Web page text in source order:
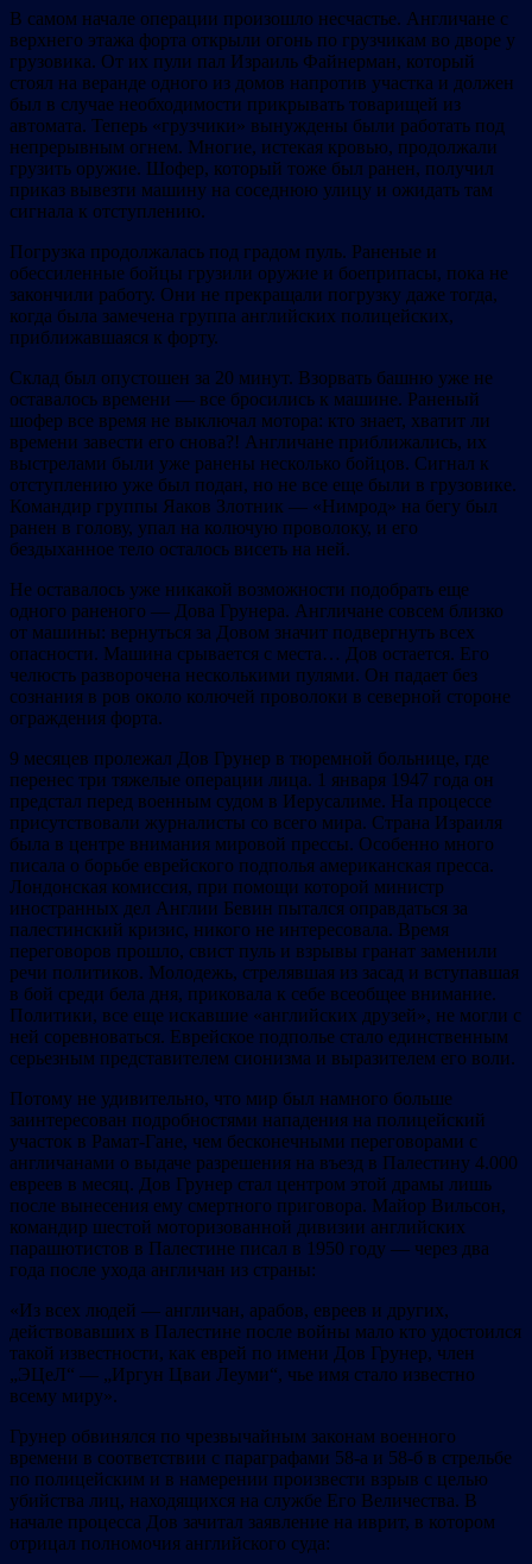
В самом начале операции произошло несчастье. Англичане с
верхнего этажа форта открыли огонь по грузчикам во дворе у
грузовика. От их пули пал Израиль Файнерман, который
стоял на веранде одного из домов напротив участка и должен
был в случае необходимости прикрывать товарищей из
автомата. Теперь «грузчики» вынуждены были работать под
непрерывным огнем. Многие, истекая кровью, продолжали
грузить оружие. Шофер, который тоже был ранен, получил
приказ вывезти машину на соседнюю улицу и ожидать там
сигнала к отступлению.
Погрузка продолжалась под градом пуль. Раненые и
обессиленные бойцы грузили оружие и боеприпасы, пока не
закончили работу. Они не прекращали погрузку даже тогда,
когда была замечена группа английских полицейских,
приближавшаяся к форту.
Склад был опустошен за 20 минут. Взорвать башню уже не
оставалось времени — все бросились к машине. Раненый
шофер все время не выключал мотора: кто знает, хватит ли
времени завести его снова?! Англичане приближались, их
выстрелами были уже ранены несколько бойцов. Сигнал к
отступлению уже был подан, но не все еще были в грузовике.
Командир группы Яаков Злотник — «Нимрод» на бегу был
ранен в голову, упал на колючую проволоку, и его
бездыханное тело осталось висеть на ней.
Не оставалось уже никакой возможности подобрать еще
одного раненого — Дова Грунера. Англичане совсем близко
от машины: вернуться за Довом значит подвергнуть всех
опасности. Машина срывается с места… Дов остается. Его
челюсть разворочена несколькими пулями. Он падает без
сознания в ров около колючей проволоки в северной стороне
ограждения форта.
9 месяцев пролежал Дов Грунер в тюремной больнице, где
перенес три тяжелые операции лица. 1 января 1947 года он
предстал перед военным судом в Иерусалиме. На процессе
присутствовали журналисты со всего мира. Страна Израиля
была в центре внимания мировой прессы. Особенно много
писала о борьбе еврейского подполья американская пресса.
Лондонская комиссия, при помощи которой министр
иностранных дел Англии Бевин пытался оправдаться за
палестинский кризис, никого не интересовала. Время
переговоров прошло, свист пуль и взрывы гранат заменили
речи политиков. Молодежь, стрелявшая из засад и вступавшая
в бой среди бела дня, приковала к себе всеобщее внимание.
Политики, все еще искавшие «английских друзей», не могли с
ней соревноваться. Еврейское подполье стало единственным
серьезным представителем сионизма и выразителем его воли.
Потому не удивительно, что мир был намного больше
заинтересован подробностями нападения на полицейский
участок в Рамат-Гане, чем бесконечными переговорами с
англичанами о выдаче разрешения на въезд в Палестину 4.000
евреев в месяц. Дов Грунер стал центром этой драмы лишь
после вынесения ему смертного приговора. Майор Вильсон,
командир шестой моторизованной дивизии английских
парашютистов в Палестине писал в 1950 году — через два
года после ухода англичан из страны:
«Из всех людей — англичан, арабов, евреев и других,
действовавших в Палестине после войны мало кто удостоился
такой известности, как еврей по имени Дов Грунер, член
„ЭЦеЛ“ — „Иргун Цваи Леуми“, чье имя стало известно
всему миру».
Грунер обвинялся по чрезвычайным законам военного
времени в соответствии с параграфами 58-а и 58-б в стрельбе
по полицейским и в намерении произвести взрыв с целью
убийства лиц, находящихся на службе Его Величества. В
начале процесса Дов зачитал заявление на иврит, в котором
отрицал полномочия английского суда: